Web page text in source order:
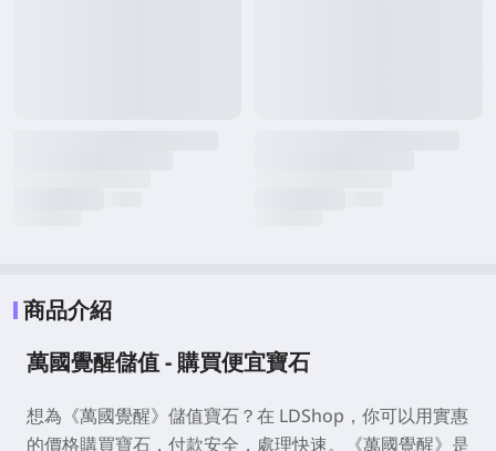
商品介紹
萬國覺醒儲值 - 購買便宜寶石
想為《萬國覺醒》儲值寶石？在 LDShop，你可以用實惠
的價格購買寶石，付款安全，處理快速。《萬國覺醒》是